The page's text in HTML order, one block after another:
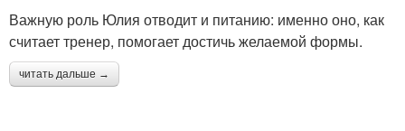
Важную роль Юлия отводит и питанию: именно оно, как
считает тренер, помогает достичь желаемой формы.
читать дальше →